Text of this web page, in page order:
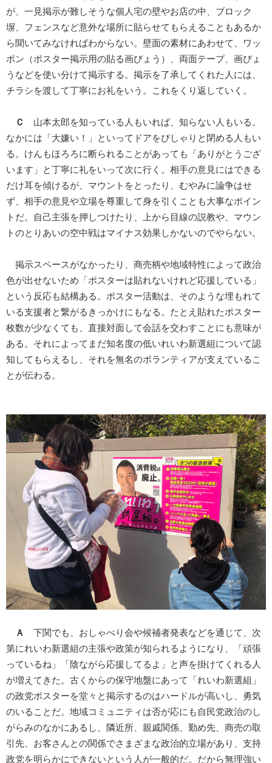
が、一見掲示が難しそうな個人宅の壁やお店の中、ブロック
塀、フェンスなど意外な場所に貼らせてもらえることもあるか
ら聞いてみなければわからない。壁面の素材にあわせて、ワッ
ポン（ポスター掲示用の貼る画びょう）、両面テープ、画びょ
うなどを使い分けて掲示する。掲示を了承してくれた人には、
チラシを渡して丁寧にお礼をいう。これをくり返していく。
Ｃ
山本太郎を知っている人もいれば、知らない人もいる。
なかには「大嫌い！」といってドアをぴしゃりと閉める人もい
る。けんもほろろに断られることがあっても「ありがとうござ
います」と丁寧に礼をいって次に行く。相手の意見にはできる
だけ耳を傾けるが、マウントをとったり、むやみに論争はせ
ず、相手の意見や立場を尊重して身を引くことも大事なポイン
トだ。自己主張を押しつけたり、上から目線の説教や、マウン
トのとりあいの空中戦はマイナス効果しかないのでやらない。
掲示スペースがなかったり、商売柄や地域特性によって政治
色が出せないため「ポスターは貼れないけれど応援している」
という反応も結構ある。ポスター活動は、そのような埋もれて
いる支援者と繋がるきっかけにもなる。たとえ貼れたポスター
枚数が少なくても、直接対面して会話を交わすことにも意味が
ある。それによってまだ知名度の低いれいわ新選組について認
知してもらえるし、それを無名のボランティアが支えているこ
とが伝わる。
Ａ
下関でも、おしゃべり会や候補者発表などを通じて、次
第にれいわ新選組の主張や政策が知られるようになり、「頑張
っているね」「陰ながら応援してるよ」と声を掛けてくれる人
が増えてきた。古くからの保守地盤にあって「れいわ新選組」
の政党ポスターを堂々と掲示するのはハードルが高いし、勇気
のいることだ。地域コミュニティは否が応にも自民党政治のし
がらみのなかにあるし、隣近所、親戚関係、勤め先、商売の取
引先、お客さんとの関係でさまざまな政治的立場があり、支持
政党を明らかにできないという人が一般的だ。だから無理強い